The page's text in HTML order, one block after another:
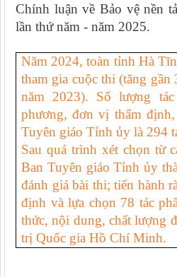
Chính luận về Bảo vệ nền
lần thứ năm - năm 2025.
Năm 2024, toàn tỉnh Hà
tham gia cuộc thi (tăng gần
năm 2023). Số lượng
phương, đơn vị thẩm
Tuyên giáo Tỉnh ủy là 294
Sau quá trình xét chọn từ
Ban Tuyên giáo Tỉnh ủy
đánh giá bài thi; tiến hành
định và lựa chọn 78 tác
thức, nội dung, chất lượng
trị Quốc gia Hồ Chí Minh.